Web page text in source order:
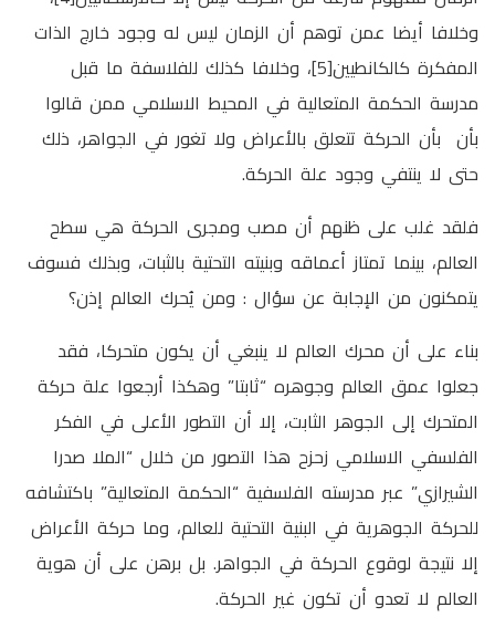
وخلافا أيضا عمن توهم أن الزمان ليس له وجود خارج الذات
المفكرة كالكانطيين[5]، وخلافا كذلك للفلاسفة ما قبل
مدرسة الحكمة المتعالية في المحيط الاسلامي ممن قالوا
بأن بأن الحركة تتعلق بالأعراض ولا تغور في الجواهر، ذلك
حتى لا ينتفي وجود علة الحركة.
فلقد غلب على ظنهم أن مصب ومجرى الحركة هي سطح
العالم، بينما تمتاز أعماقه وبنيته التحتية بالثبات، وبذلك فسوف
يتمكنون من الإجابة عن سؤال : ومن يُحرك العالم إذن؟
بناء على أن محرك العالم لا ينبغي أن يكون متحركا، فقد
جعلوا عمق العالم وجوهره “ثابتا” وهكذا أرجعوا علة حركة
المتحرك إلى الجوهر الثابت، إلا أن التطور الأعلى في الفكر
الفلسفي الاسلامي زحزح هذا التصور من خلال “الملا صدرا
الشيرازي” عبر مدرسته الفلسفية “الحكمة المتعالية” باكتشافه
للحركة الجوهرية في البنية التحتية للعالم، وما حركة الأعراض
إلا نتيجة لوقوع الحركة في الجواهر. بل برهن على أن هوية
العالم لا تعدو أن تكون غير الحركة.